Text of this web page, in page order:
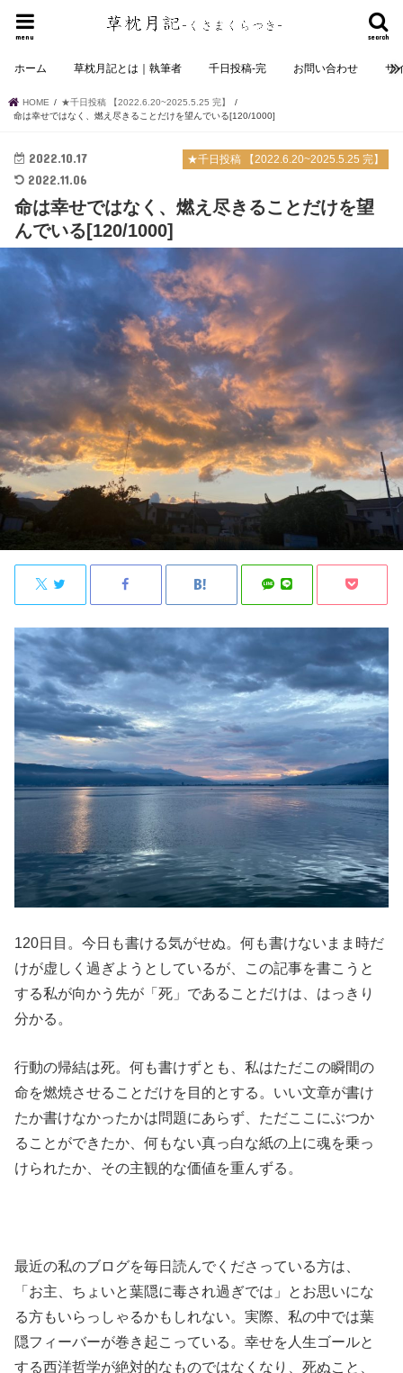
search
menu
ホーム 草枕月記とは｜執筆者 千日投稿-完 お問い合わせ サ
HOME
★千日投稿 【2022.6.20~2025.5.25 完】
命は幸せではなく、燃え尽きることだけを望んでいる[120/1000]
★千日投稿 【2022.6.20~2025.5.25 完】
2022.10.17
2022.11.06
命は幸せではなく、燃え尽きることだけを望
んでいる[120/1000]
120日目。今日も書ける気がせぬ。何も書けないまま時だ
けが虚しく過ぎようとしているが、この記事を書こうと
する私が向かう先が「死」であることだけは、はっきり
分かる。
行動の帰結は死。何も書けずとも、私はただこの瞬間の
命を燃焼させることだけを目的とする。いい文章が書け
たか書けなかったかは問題にあらず、ただここにぶつか
ることができたか、何もない真っ白な紙の上に魂を乗っ
けられたか、その主観的な価値を重んずる。
最近の私のブログを毎日読んでくださっている方は、
「お主、ちょいと葉隠に毒され過ぎでは」とお思いにな
る方もいらっしゃるかもしれない。実際、私の中では葉
隠フィーバーが巻き起こっている。幸せを人生ゴールと
する西洋哲学が絶対的なものではなくなり、死ぬこと、